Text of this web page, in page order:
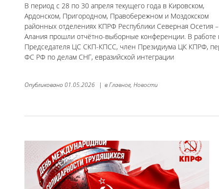
В период с 28 по 30 апреля текущего года в Кировском,
Ардонском, Пригородном, Правобережном и Моздокском
районных отделениях КПРФ Республики Северная Осетия –
Алания прошли отчётно-выборные конференции. В работе
Председателя ЦС СКП-КПСС, член Президиума ЦК КПРФ,
ФС РФ по делам СНГ, евразийской интеграции
Опубликовано 01.05.2026 | вГлавное, Новости